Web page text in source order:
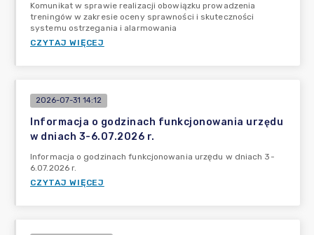
Komunikat w sprawie realizacji obowiązku prowadzenia
treningów w zakresie oceny sprawności i skuteczności
systemu ostrzegania i alarmowania
CZYTAJ WIĘCEJ
2026-07-31 14:12
Informacja o godzinach funkcjonowania urzędu
w dniach 3-6.07.2026 r.
Informacja o godzinach funkcjonowania urzędu w dniach 3-
6.07.2026 r.
CZYTAJ WIĘCEJ